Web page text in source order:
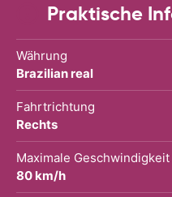
Praktische
Währung
Brazilian real
Fahrtrichtung
Rechts
Maximale
80 km/h